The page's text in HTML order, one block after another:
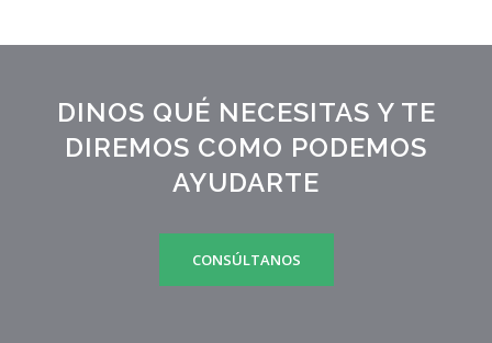
DINOS QUÉ NECESITAS Y TE
DIREMOS COMO PODEMOS
AYUDARTE
CONSÚLTANOS